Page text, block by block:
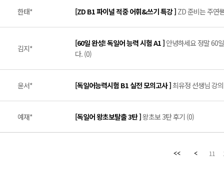
한태* [ZD B1 파이널 적중 어휘&쓰기 특강 ] ZD 준비는 주연
김지*
[60일 완성! 독일어 능력 시험 A1 ] 안녕하세요 정말 60
다. (0)
윤서* [독일어능력시험 B1 실전 모의고사 ]최유정 선생님 강
예재* [독일어 왕초보탈출 3탄 ]왕초보 3탄 후기 (0)
11